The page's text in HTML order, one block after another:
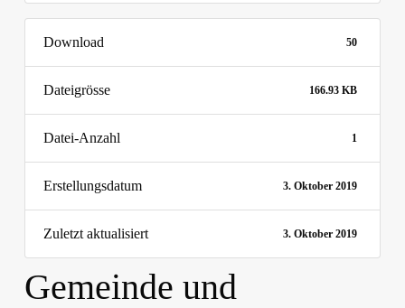
Download 50
Dateigrösse 166.93 KB
Datei-Anzahl 1
Erstellungsdatum 3. Oktober 2019
Zuletzt aktualisiert 3. Oktober 2019
Gemeinde und